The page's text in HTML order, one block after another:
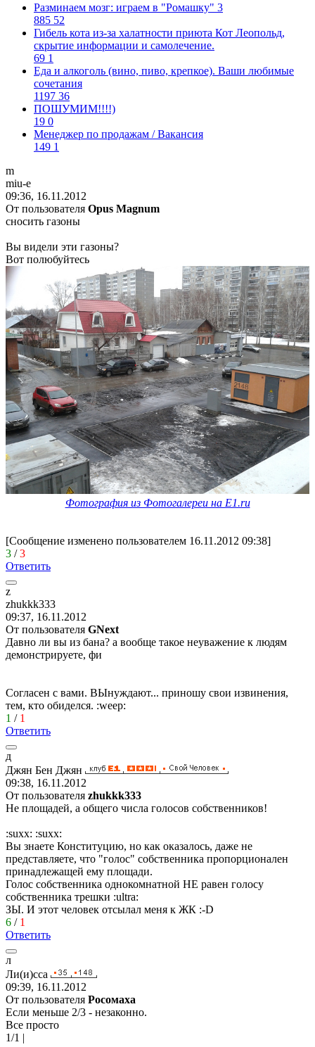
Разминаем мозг: играем в "Ромашку" 3
885 52
Гибель кота из-за халатности приюта Кот Леопольд,
скрытиe информации и самолечение.
69 1
Еда и алкоголь (вино, пиво, крепкое). Ваши любимые
сочетания
1197 36
ПОШУМИМ!!!!)
19 0
Менеджер по продажам / Вакансия
149 1
m
miu-e
09:36, 16.11.2012
От пользователя Opus Magnum
сносить газоны
Вы видели эти газоны?
Вот полюбуйтесь
Фотография из Фотогалереи на E1.ru
[Сообщение изменено пользователем 16.11.2012 09:38]
3 /3
Ответить
z
zhukkk333
09:37, 16.11.2012
От пользователя GNext
Давно ли вы из бана? а вообще такое неуважение к людям
демонстрируете, фи
Согласен с вами. ВЫнуждают... приношу свои извинения,
тем, кто обиделся. :weep:
1 / 1
Ответить
д
Джян Бен Джян
09:38, 16.11.2012
От пользователя zhukkk333
Не площадей, а общего числа голосов собственников!
:suxx: :suxx:
Вы знаете Конституцию, но как оказалось, даже не
представляете, что "голос" собственника пропорционален
принадлежащей ему площади.
Голос собственника однокомнатной НЕ равен голосу
собственника трешки :ultra:
ЗЫ. И этот человек отсылал меня к ЖК :-D
6 / 1
Ответить
л
Ли(и)сса
09:39, 16.11.2012
От пользователя Рoсoмaхa
Если меньше 2/3 - незаконно.
Все просто
1/1 |